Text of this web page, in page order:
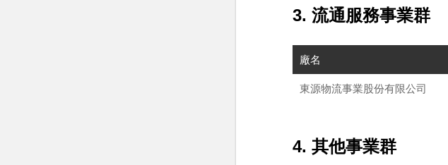
3. 流通服務事業群
廠名
東源物流事業股份有限公司
4. 其他事業群